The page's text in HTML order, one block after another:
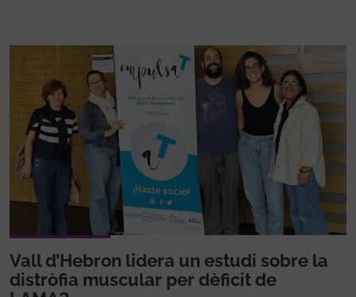
Vall d’Hebron lidera un estudi sobre la
distròfia muscular per dèficit de